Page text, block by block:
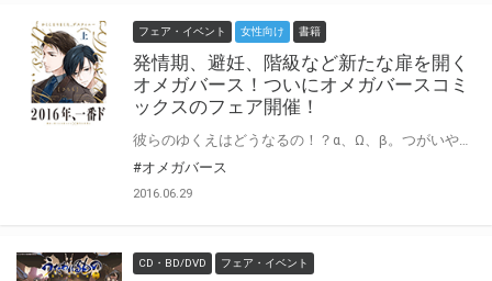
フェア・イベント 女性向け 書籍
発情期、避妊、階級など新たな扉を開く
オメガバース！ついにオメガバースコミ
ックスのフェア開催！
#オメガバース
2016.06.29
CD・BD/DVD フェア・イベント